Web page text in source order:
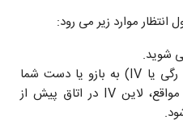
موارد زیر می رود:
شوید.
یک لاین درون وریدی (تو رگی یا IV) به بازو یا دست شما
متصل می شود. گاهی از مواقع، لاین IV در اتاق پیش از